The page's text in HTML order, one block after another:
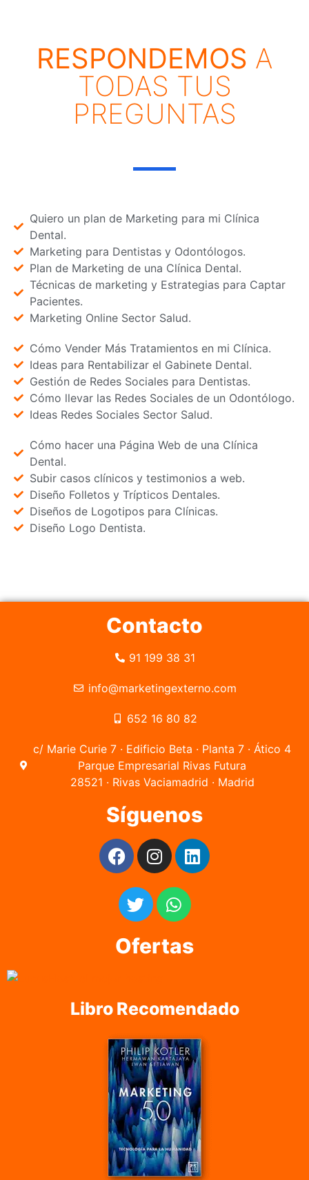
RESPONDEMOS A
TODAS TUS
PREGUNTAS
Quiero un plan de Marketing para mi Clínica
Dental.
Marketing para Dentistas y Odontólogos.
Plan de Marketing de una Clínica Dental.
Técnicas de marketing y Estrategias para Captar
Pacientes.
Marketing Online Sector Salud.
Cómo Vender Más Tratamientos en mi Clínica.
Ideas para Rentabilizar el Gabinete Dental.
Gestión de Redes Sociales para Dentistas.
Cómo llevar las Redes Sociales de un Odontólogo.
Ideas Redes Sociales Sector Salud.
Cómo hacer una Página Web de una Clínica
Dental.
Subir casos clínicos y testimonios a web.
Diseño Folletos y Trípticos Dentales.
Diseños de Logotipos para Clínicas.
Diseño Logo Dentista.
Contacto
91 199 38 31
info@marketingexterno.com
652 16 80 82
c/ Marie Curie 7 · Edificio Beta · Planta 7 · Ático 4
Parque Empresarial Rivas Futura
28521 · Rivas Vaciamadrid · Madrid
Síguenos
Ofertas
Libro Recomendado